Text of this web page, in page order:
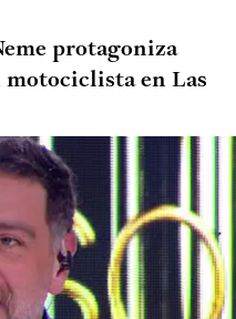
protagoniza
en Las